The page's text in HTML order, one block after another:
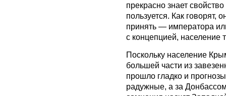
прекрасно знает
пользуется. Как говорят,
принять — императора
с концепцией, население
Поскольку население
большей части из
прошло гладко и
радужные, а за